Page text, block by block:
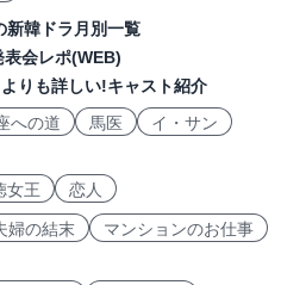
新韓ドラ月別一覧
表会レポ(WEB)
りも詳しい!キャスト紹介
への道 馬医
イ・サン
女王 恋人
婦の結末
マンションのお仕事